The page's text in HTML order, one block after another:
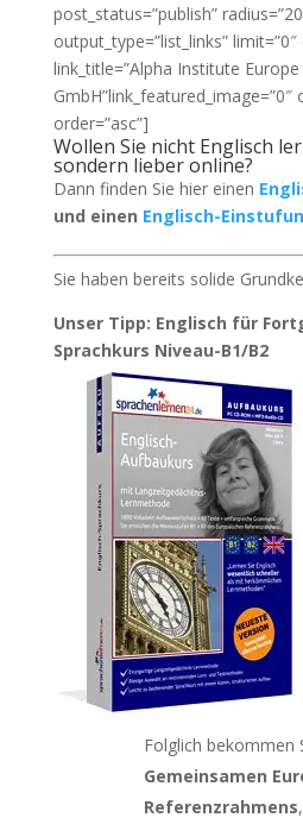
post_status=”publish”
output_type=”list_links”
link_title=”Alpha Institute Europe
GmbH”link_featured_image=”0″
order=”asc”]
Wollen Sie nicht Englisch
sondern lieber online?
Dann finden Sie hier einen
und einen Englisch-
Sie haben bereits solide
Unser Tipp: Englisch für
Sprachkurs Niveau-B1/B2
Folglich bekommen
Gemeinsamen
Referenzrahmens